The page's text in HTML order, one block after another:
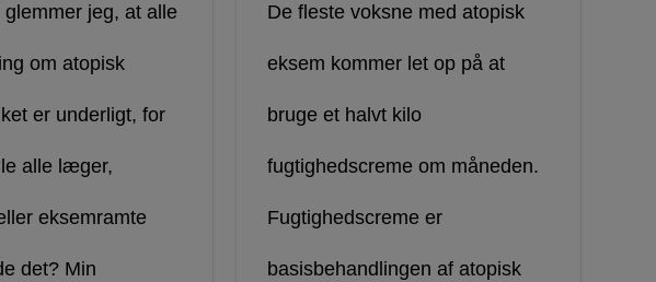
glemmer jeg, at alle
om atopisk
er underligt, for
alle læger,
eksemramte
det? Min
De fleste voksne med atopisk
eksem kommer let op på at
bruge et halvt kilo
fugtighedscreme om måneden.
Fugtighedscreme er
basisbehandlingen af atopisk